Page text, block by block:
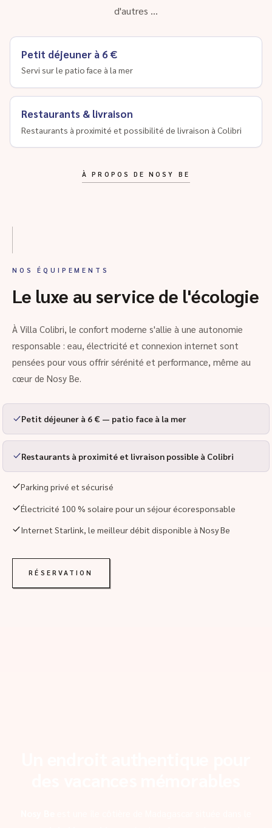
d'autres …
Petit déjeuner à 6 €
Servi sur le patio face à la mer
Restaurants & livraison
Restaurants à proximité et possibilité de livraison à Colibri
À PROPOS DE NOSY BE
NOS ÉQUIPEMENTS
Le luxe au service de l'écologie
À Villa Colibri, le confort moderne s'allie à une autonomie
responsable : eau, électricité et connexion internet sont
pensées pour vous offrir sérénité et performance, même au
cœur de Nosy Be.
Petit déjeuner à 6 € — patio face à la mer
Restaurants à proximité et livraison possible à Colibri
Parking privé et sécurisé
Électricité 100 % solaire pour un séjour écoresponsable
Internet Starlink, le meilleur débit disponible à Nosy Be
RÉSERVATION